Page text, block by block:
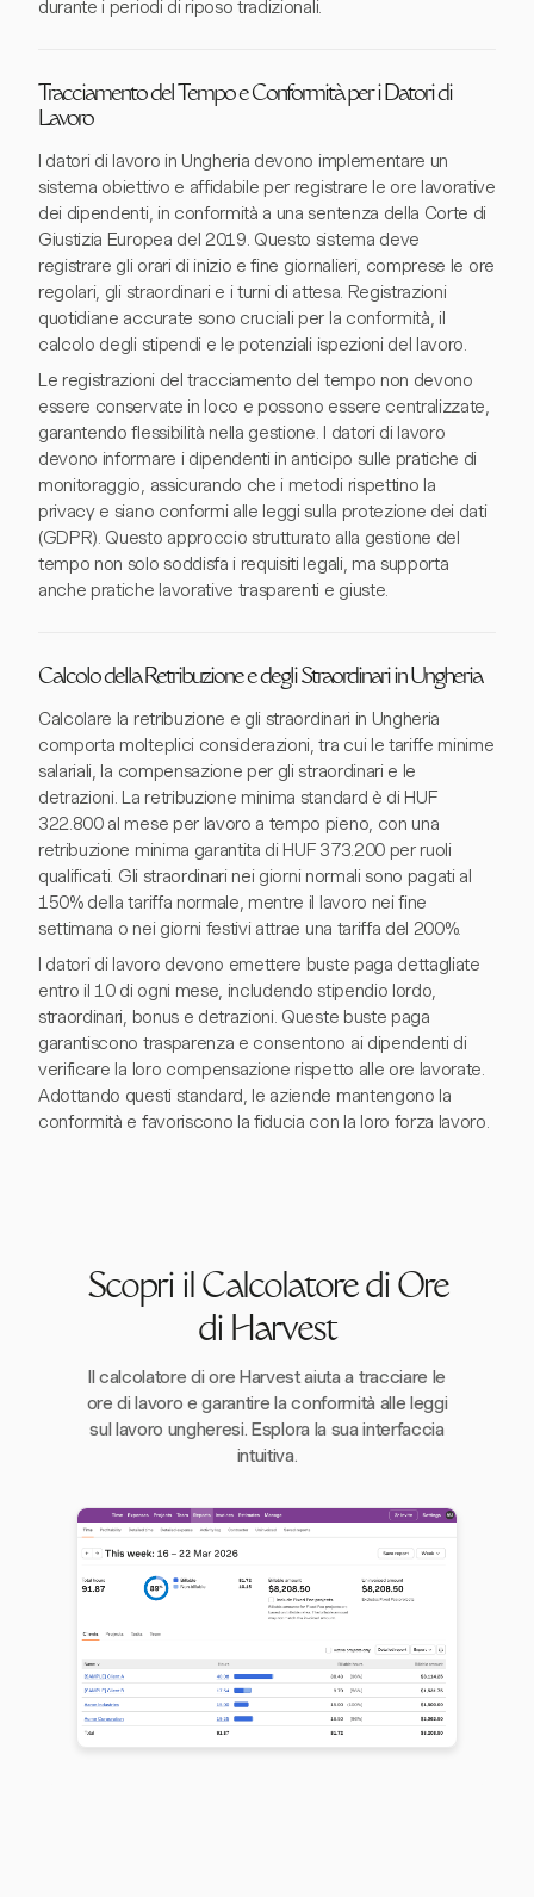
durante i periodi di riposo tradizionali.
Tracciamento del Tempo e Conformità per i Datori di
Lavoro
I datori di lavoro in Ungheria devono implementare un
sistema obiettivo e affidabile per registrare le ore lavorative
dei dipendenti, in conformità a una sentenza della Corte di
Giustizia Europea del 2019. Questo sistema deve
registrare gli orari di inizio e fine giornalieri, comprese le ore
regolari, gli straordinari e i turni di attesa. Registrazioni
quotidiane accurate sono cruciali per la conformità, il
calcolo degli stipendi e le potenziali ispezioni del lavoro.
Le registrazioni del tracciamento del tempo non devono
essere conservate in loco e possono essere centralizzate,
garantendo flessibilità nella gestione. I datori di lavoro
devono informare i dipendenti in anticipo sulle pratiche di
monitoraggio, assicurando che i metodi rispettino la
privacy e siano conformi alle leggi sulla protezione dei dati
(GDPR). Questo approccio strutturato alla gestione del
tempo non solo soddisfa i requisiti legali, ma supporta
anche pratiche lavorative trasparenti e giuste.
Calcolo della Retribuzione e degli Straordinari in Ungheria
Calcolare la retribuzione e gli straordinari in Ungheria
comporta molteplici considerazioni, tra cui le tariffe minime
salariali, la compensazione per gli straordinari e le
detrazioni. La retribuzione minima standard è di HUF
322.800 al mese per lavoro a tempo pieno, con una
retribuzione minima garantita di HUF 373.200 per ruoli
qualificati. Gli straordinari nei giorni normali sono pagati al
150% della tariffa normale, mentre il lavoro nei fine
settimana o nei giorni festivi attrae una tariffa del 200%.
I datori di lavoro devono emettere buste paga dettagliate
entro il 10 di ogni mese, includendo stipendio lordo,
straordinari, bonus e detrazioni. Queste buste paga
garantiscono trasparenza e consentono ai dipendenti di
verificare la loro compensazione rispetto alle ore lavorate.
Adottando questi standard, le aziende mantengono la
conformità e favoriscono la fiducia con la loro forza lavoro.
Scopri il Calcolatore di Ore
di Harvest
Il calcolatore di ore Harvest aiuta a tracciare le
ore di lavoro e garantire la conformità alle leggi
sul lavoro ungheresi. Esplora la sua interfaccia
intuitiva.